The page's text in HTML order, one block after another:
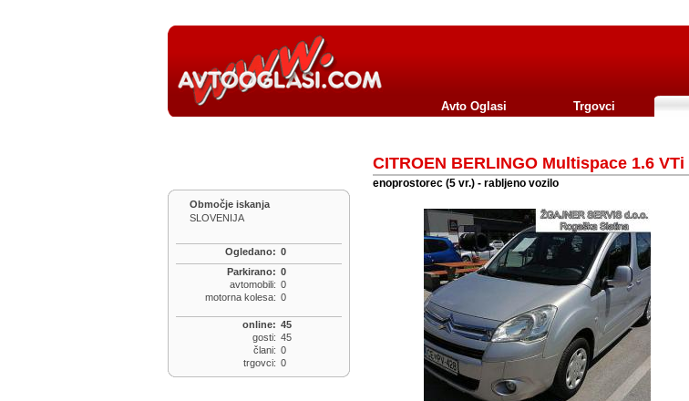
Avto Oglasi Trgovci
Območje iskanja
SLOVENIJA
Ogledano: 0
Parkirano: 0
avtomobili: 0
motorna kolesa: 0
online: 45
gosti: 45
člani: 0
trgovci: 0
CITROEN BERLINGO Multispace 1.6 VTi
enoprostorec (5 vr.) - rabljeno vozilo